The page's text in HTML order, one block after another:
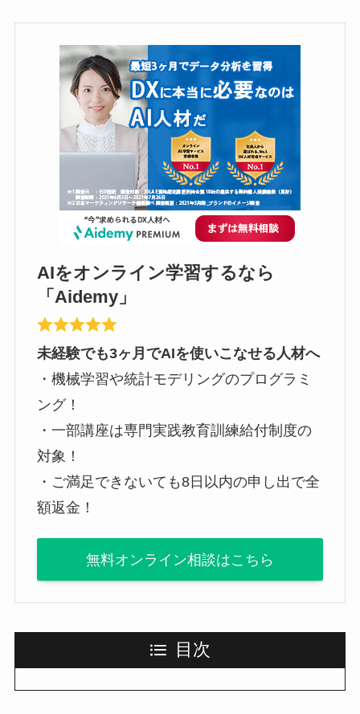
AIをオンライン学習するなら
「Aidemy」
未経験でも3ヶ月でAIを使いこなせる人材へ
・機械学習や統計モデリングのプログラミ
ング！
・一部講座は専門実践教育訓練給付制度の
対象！
・ご満足できないても8日以内の申し出で全
額返金！
無料オンライン相談はこちら
目次